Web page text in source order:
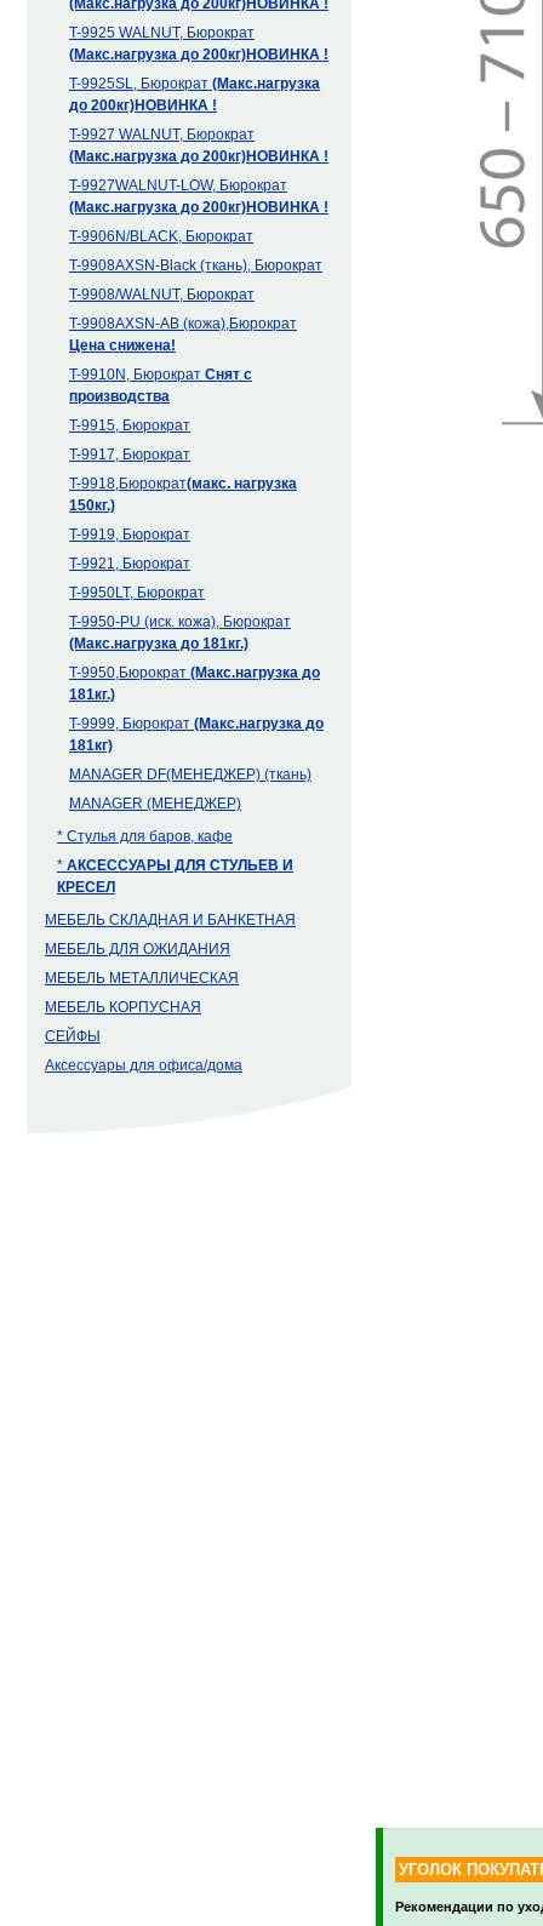
(Макс.нагрузка до 200кг)НОВИНКА !
T-9925 WALNUT, Бюрократ
(Макс.нагрузка до 200кг)НОВИНКА !
T-9925SL, Бюрократ (Макс.нагрузка
до 200кг)НОВИНКА !
T-9927 WALNUT, Бюрократ
(Макс.нагрузка до 200кг)НОВИНКА !
T-9927WALNUT-LOW, Бюрократ
(Макс.нагрузка до 200кг)НОВИНКА !
T-9906N/BLACK, Бюрократ
T-9908AXSN-Black (ткань), Бюрократ
T-9908/WALNUT, Бюрократ
T-9908AXSN-АВ (кожа),Бюрократ
Цена снижена!
T-9910N, Бюрократ Снят с
производства
T-9915, Бюрократ
T-9917, Бюрократ
T-9918,Бюрократ(макс. нагрузка
150кг.)
T-9919, Бюрократ
T-9921, Бюрократ
T-9950LT, Бюрократ
T-9950-PU (иск. кожа), Бюрократ
(Макс.нагрузка до 181кг.)
T-9950,Бюрократ (Макс.нагрузка до
181кг.)
T-9999, Бюрократ (Макс.нагрузка до
181кг)
MANAGER DF(МЕНЕДЖЕР) (ткань)
MANAGER (МЕНЕДЖЕР)
* Стулья для баров, кафе
* АКСЕССУАРЫ ДЛЯ СТУЛЬЕВ И
КРЕСЕЛ
МЕБЕЛЬ СКЛАДНАЯ И БАНКЕТНАЯ
МЕБЕЛЬ ДЛЯ ОЖИДАНИЯ
МЕБЕЛЬ МЕТАЛЛИЧЕСКАЯ
МЕБЕЛЬ КОРПУСНАЯ
СЕЙФЫ
Аксессуары для офиса/дома
УГОЛОК
Рекомендации по